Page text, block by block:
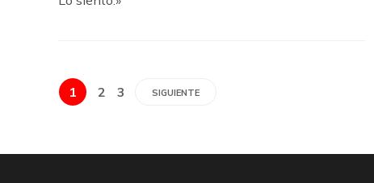
1 2 3 SIGUIENTE